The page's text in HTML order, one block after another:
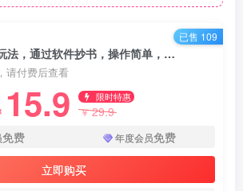
头条号野路子3.0玩法，通过软件抄书，操作简单，每天轻松发布两三篇内容。
请付费后查看
15.9 限时特惠
￥29.9
免费 年度会员免费
立即购买
已售 109